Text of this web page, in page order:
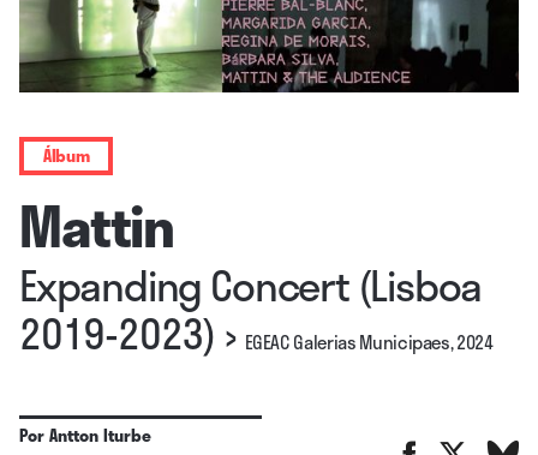
Álbum
Mattin
Expanding Concert (Lisboa
2019-2023)› EGEAC Galerias Municipaes, 2024
PorAntton Iturbe